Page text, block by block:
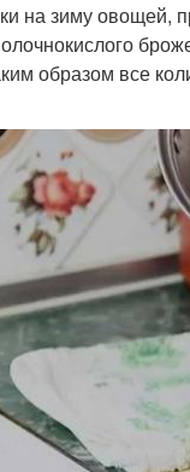
на зиму овощей,
образом все